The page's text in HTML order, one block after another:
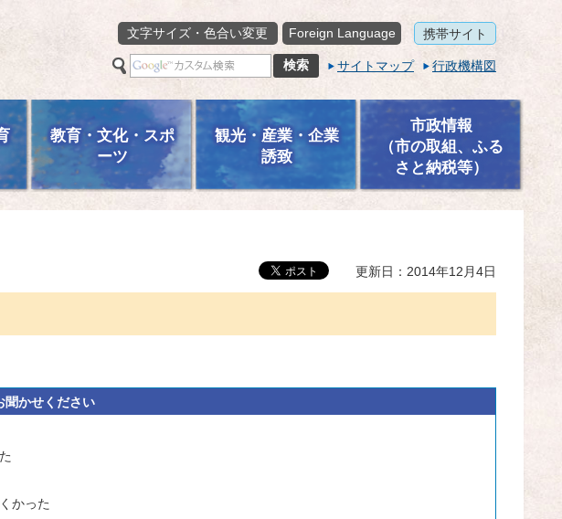
文字サイズ・色合い変更
Foreign Language 携帯サイト
サイトマップ 行政機構図
教育・文化・スポ
ーツ
観光・産業・企業
誘致
市政情報
（市の取組、ふる
さと納税等）
更新日：2014年12月4日
聞かせください
かった